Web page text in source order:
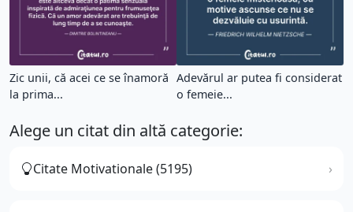
Zic unii, că acei ce se înamoră
la prima...
Adevărul ar putea fi considerat
o femeie...
Alege un citat din altă categorie:
Citate Motivationale (5195)